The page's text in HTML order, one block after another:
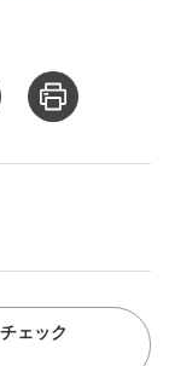
ェック